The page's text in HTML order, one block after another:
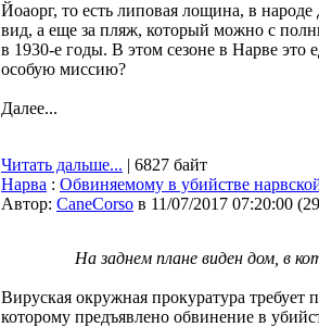
Йоаорг, то есть липовая лощина, в
вид, а еще за пляж, который можно с
в 1930-е годы. В этом сезоне в Нарве это
особую миссию?
Далее...
Читать дальше... | 6827 байт
Нарва : Обвиняемому в убийстве
Автор: CaneCorso в 11/07/2017 07:20:00 (
На заднем плане виден дом, в
Вируская окружная прокуратура
которому предъявлено обвинение в